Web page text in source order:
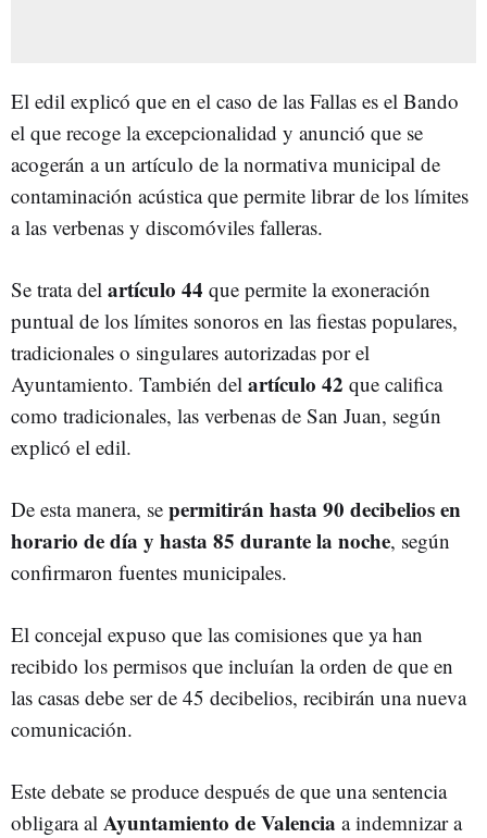
El edil explicó que en el caso de las Fallas es el Bando
el que recoge la excepcionalidad y anunció que se
acogerán a un artículo de la normativa municipal de
contaminación acústica que permite librar de los límites
a las verbenas y discomóviles falleras.
Se trata del artículo 44 que permite la exoneración
puntual de los límites sonoros en las fiestas populares,
tradicionales o singulares autorizadas por el
Ayuntamiento. También del artículo 42 que califica
como tradicionales, las verbenas de San Juan, según
explicó el edil.
De esta manera, se permitirán hasta 90 decibelios en
horario de día y hasta 85 durante la noche, según
confirmaron fuentes municipales.
El concejal expuso que las comisiones que ya han
recibido los permisos que incluían la orden de que en
las casas debe ser de 45 decibelios, recibirán una nueva
comunicación.
Este debate se produce después de que una sentencia
obligara al Ayuntamiento de Valencia a indemnizar a